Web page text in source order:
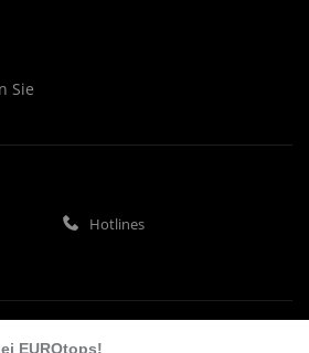
Sie
Hotlines
EUROtops!